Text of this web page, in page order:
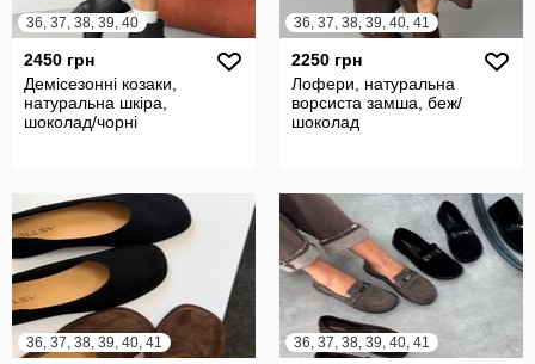
36, 37, 38, 39, 40
2450 грн
Демісезонні козаки,
натуральна шкіра,
шоколад/чорні
36, 37, 38, 39, 40, 41
2250 грн
Лофери, натуральна
ворсиста замша, беж/
шоколад
36, 37, 38, 39, 40, 41 36, 37, 38, 39, 40, 41